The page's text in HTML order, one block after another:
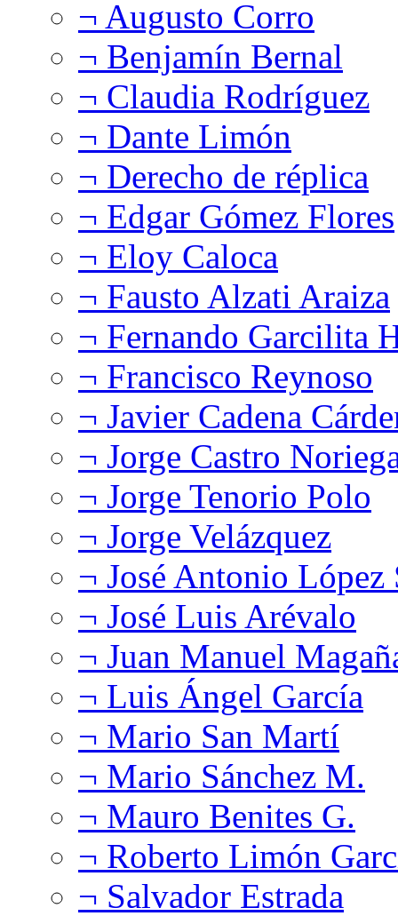
¬ Augusto Corro
¬ Benjamín Bernal
¬ Claudia Rodríguez
¬ Dante Limón
¬ Derecho de réplica
¬ Edgar Gómez Flores
¬ Eloy Caloca
¬ Fausto Alzati Araiza
¬ Fernando Garcilita
¬ Francisco Reynoso
¬ Javier Cadena
¬ Jorge Castro
¬ Jorge Tenorio Polo
¬ Jorge Velázquez
¬ José Antonio López
¬ José Luis Arévalo
¬ Juan Manuel
¬ Luis Ángel García
¬ Mario San Martí
¬ Mario Sánchez M.
¬ Mauro Benites G.
¬ Roberto Limón
¬ Salvador Estrada